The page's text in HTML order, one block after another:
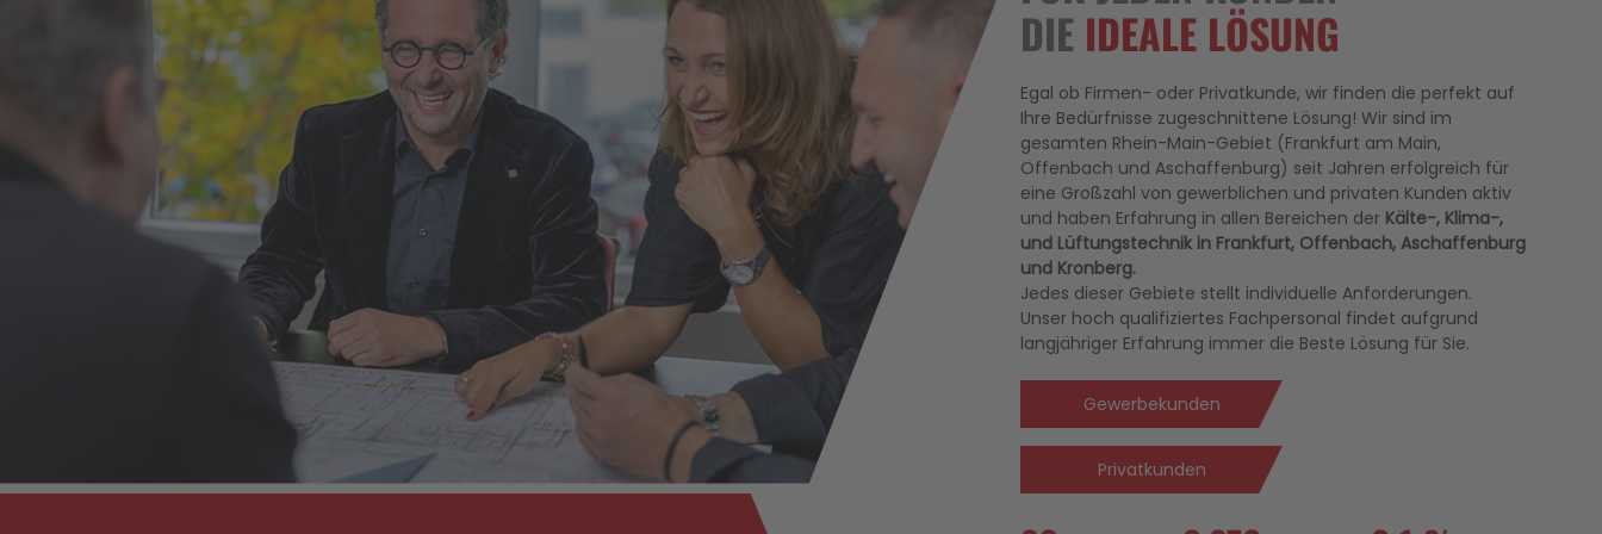
DIE IDEALE LÖSUNG
Egal ob Firmen- oder Privatkunde, wir finden die perfekt auf
Ihre Bedürfnisse zugeschnittene Lösung! Wir sind im
gesamten Rhein-Main-Gebiet (Frankfurt am Main,
Offenbach und Aschaffenburg) seit Jahren erfolgreich für
eine Großzahl von gewerblichen und privaten Kunden aktiv
und haben Erfahrung in allen Bereichen der Kälte-, Klima-,
und Lüftungstechnik in Frankfurt, Offenbach, Aschaffenburg
und Kronberg.
Jedes dieser Gebiete stellt individuelle Anforderungen.
Unser hoch qualifiziertes Fachpersonal findet aufgrund
langjähriger Erfahrung immer die Beste Lösung für Sie.
Gewerbekunden
Privatkunden